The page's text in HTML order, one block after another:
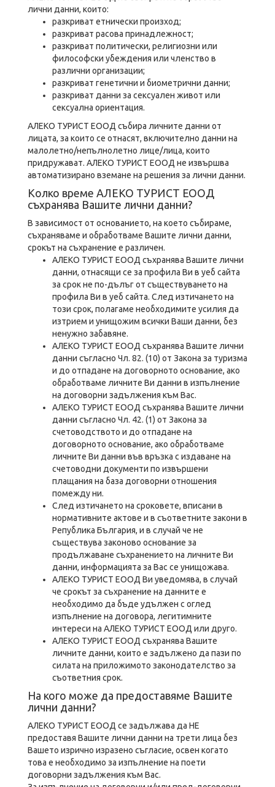
лични данни, които:
разкриват етнически произход;
разкриват расова принадлежност;
разкриват политически, религиозни или
философски убеждения или членство в
различни организации;
разкриват генетични и биометрични данни;
разкриват данни за сексуален живот или
сексуална ориентация.
АЛЕКО ТУРИСТ ЕООД събира личните данни от
лицата, за които се отнасят, включително данни на
малолетно/непълнолетно лице/лица, които
придружават. АЛЕКО ТУРИСТ ЕООД не извършва
автоматизирано вземане на решения за лични данни.
Колко време АЛЕКО ТУРИСТ ЕООД
съхранява Вашите лични данни?
В зависимост от основанието, на което събираме,
съхраняваме и обработваме Вашите лични данни,
срокът на съхранение е различен.
АЛЕКО ТУРИСТ ЕООД съхранява Вашите лични
данни, отнасящи се за профила Ви в уеб сайта
за срок не по-дълъг от съществуването на
профила Ви в уеб сайта. След изтичането на
този срок, полагаме необходимите усилия да
изтрием и унищожим всички Ваши данни, без
ненужно забавяне.
АЛЕКО ТУРИСТ ЕООД съхранява Вашите лични
данни съгласно Чл. 82. (10) от Закона за туризма
и до отпадане на договорното основание, ако
обработваме личните Ви данни в изпълнение
на договорни задължения към Вас.
АЛЕКО ТУРИСТ ЕООД съхранява Вашите лични
данни съгласно Чл. 42. (1) от Закона за
счетоводството и до отпадане на
договорното основание, ако обработваме
личните Ви данни във връзка с издаване на
счетоводни документи по извършени
плащания на база договорни отношения
помежду ни.
След изтичането на сроковете, вписани в
нормативните актове и в съответните закони в
Република България, и в случай че не
съществува законово основание за
продължаване съхранението на личните Ви
данни, информацията за Вас се унищожава.
АЛЕКО ТУРИСТ ЕООД Ви уведомява, в случай
че срокът за съхранение на данните е
необходимо да бъде удължен с оглед
изпълнение на договора, легитимните
интереси на АЛЕКО ТУРИСТ ЕООД или друго.
АЛЕКО ТУРИСТ ЕООД съхранява Вашите
личните данни, които е задължено да пази по
силата на приложимото законодателство за
съответния срок.
На кого може да предоставяме Вашите
лични данни?
АЛЕКО ТУРИСТ ЕООД се задължава да НЕ
предоставя Вашите лични данни на трети лица без
Вашето изрично изразено съгласие, освен когато
това е необходимо за изпълнение на поети
договорни задължения към Вас.